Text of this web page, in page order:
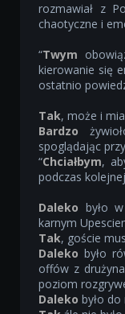
rozmawiał z
chaotyczne i
“Twym
kierowanie się
ostatnio
Tak, może i
Bardzo
spoglądając
“Chciałbym,
podczas
Daleko było
karnym
Tak, goście
Daleko było
offów z
poziom
Daleko było